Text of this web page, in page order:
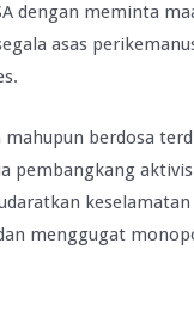
dengan meminta
asas
berdosa
menggugat